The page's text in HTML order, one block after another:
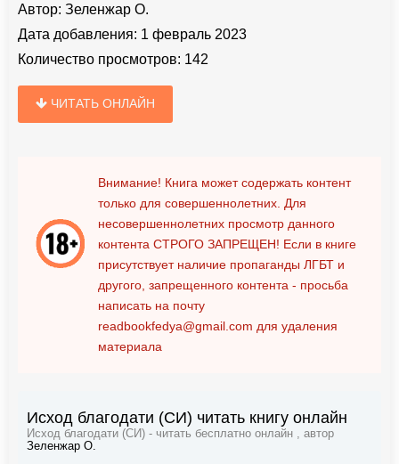
Автор: Зеленжар О.
Дата добавления: 1 февраль 2023
Количество просмотров: 142
ЧИТАТЬ ОНЛАЙН
Внимание! Книга может содержать контент
только для совершеннолетних. Для
несовершеннолетних просмотр данного
контента СТРОГО ЗАПРЕЩЕН! Если в книге
присутствует наличие пропаганды ЛГБТ и
другого, запрещенного контента - просьба
написать на почту
readbookfedya@gmail.com для удаления
материала
Исход благодати (СИ) читать книгу онлайн
Исход благодати (СИ) - читать бесплатно онлайн , автор
Зеленжар О.